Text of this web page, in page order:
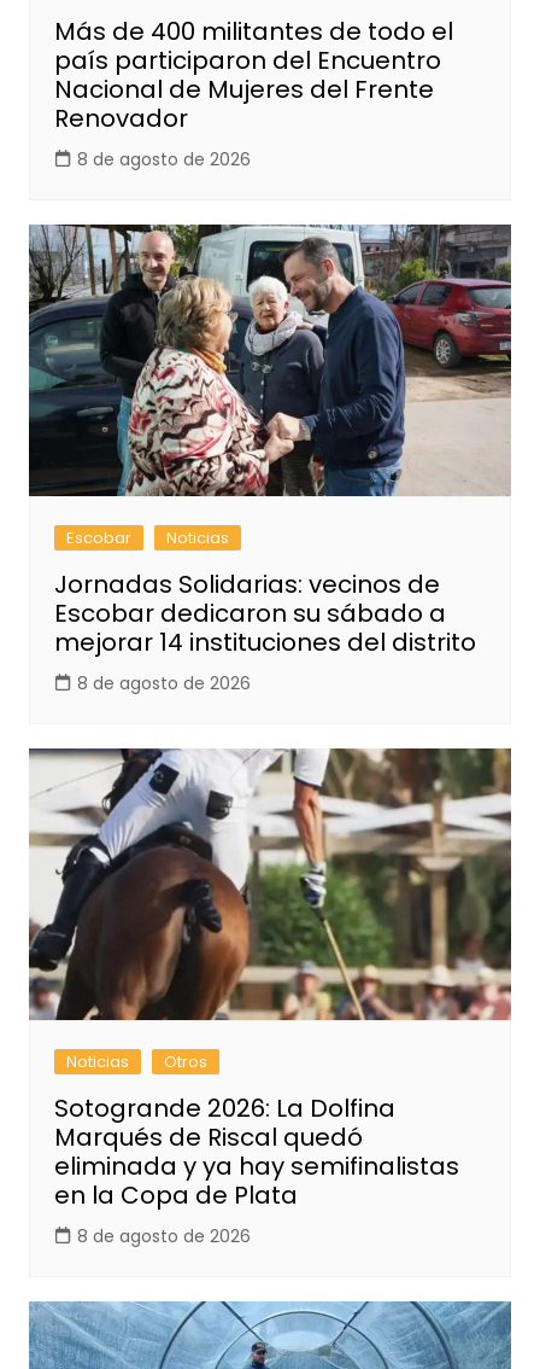
Más de 400 militantes de todo el
país participaron del Encuentro
Nacional de Mujeres del Frente
Renovador
8 de agosto de 2026
Escobar Noticias
Jornadas Solidarias: vecinos de
Escobar dedicaron su sábado a
mejorar 14 instituciones del distrito
8 de agosto de 2026
Noticias Otros
Sotogrande 2026: La Dolfina
Marqués de Riscal quedó
eliminada y ya hay semifinalistas
en la Copa de Plata
8 de agosto de 2026